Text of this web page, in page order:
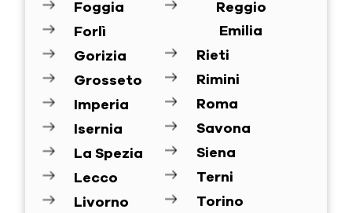
Foggia
Forlì
Gorizia
Grosseto
Imperia
Isernia
La Spezia
Lecco
Livorno
Reggio
Emilia
Rieti
Rimini
Roma
Savona
Siena
Terni
Torino